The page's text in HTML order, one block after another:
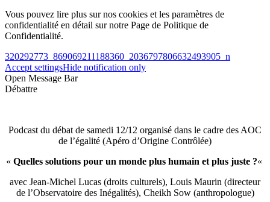
Vous pouvez lire plus sur nos cookies et les paramètres de
confidentialité en détail sur notre Page de Politique de
Confidentialité.
320292773_869069211188360_2036797806632493905_n
Accept settingsHide notification only
Open Message Bar
Débattre
Podcast du débat de samedi 12/12 organisé dans le cadre des AOC
de l’égalité (Apéro d’Origine Contrôlée)
« Quelles solutions pour un monde plus humain et plus juste ?«
avec Jean-Michel Lucas (droits culturels), Louis Maurin (directeur
de l’Observatoire des Inégalités), Cheikh Sow (anthropologue)